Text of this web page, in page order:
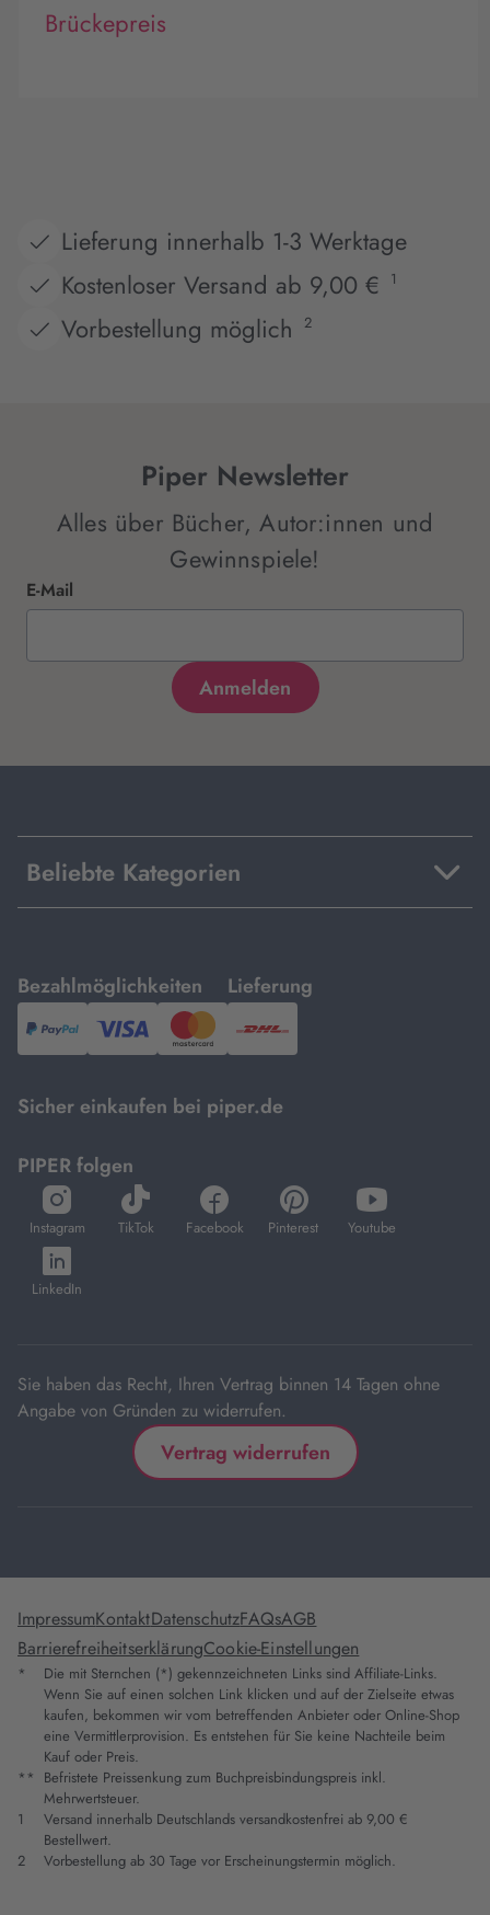
Brückepreis
Lieferung innerhalb 1-3 Werktage
Kostenloser Versand ab 9,00 €
1
Vorbestellung möglich 2
Piper Newsletter
Alles über Bücher, Autor:innen und
Gewinnspiele!
E-Mail
Beliebte Kategorien
Bezahlmöglichkeiten
mit
PayPal,Visa
und
Lieferung
mit
DHL.
Sicher einkaufen bei piper.de
PIPER folgen
Instagram
öffnet
in
neuem
Tab
TikTok
öffnet
in
Facebook
öffnet
in
Pinterest
öffnet
in
Youtube
öffnet
in
LinkedIn
öffnet
in
Sie haben das Recht, Ihren Vertrag binnen 14 Tagen ohne
Angabe von Gründen zu widerrufen.
Vertrag widerrufen
ImpressumKontaktDatenschutzFAQsAGB
BarrierefreiheitserklärungCookie-Einstellungen
*
Die mit Sternchen (*) gekennzeichneten Links sind Affiliate-Links.
Wenn Sie auf einen solchen Link klicken und auf der Zielseite etwas
kaufen, bekommen wir vom betreffenden Anbieter oder Online-Shop
eine Vermittlerprovision. Es entstehen für Sie keine Nachteile beim
Kauf oder Preis.
** Befristete Preissenkung zum Buchpreisbindungspreis inkl.
Mehrwertsteuer.
1
Versand innerhalb Deutschlands versandkostenfrei ab 9,00 €
Bestellwert.
2
Vorbestellung ab 30 Tage vor Erscheinungstermin möglich.